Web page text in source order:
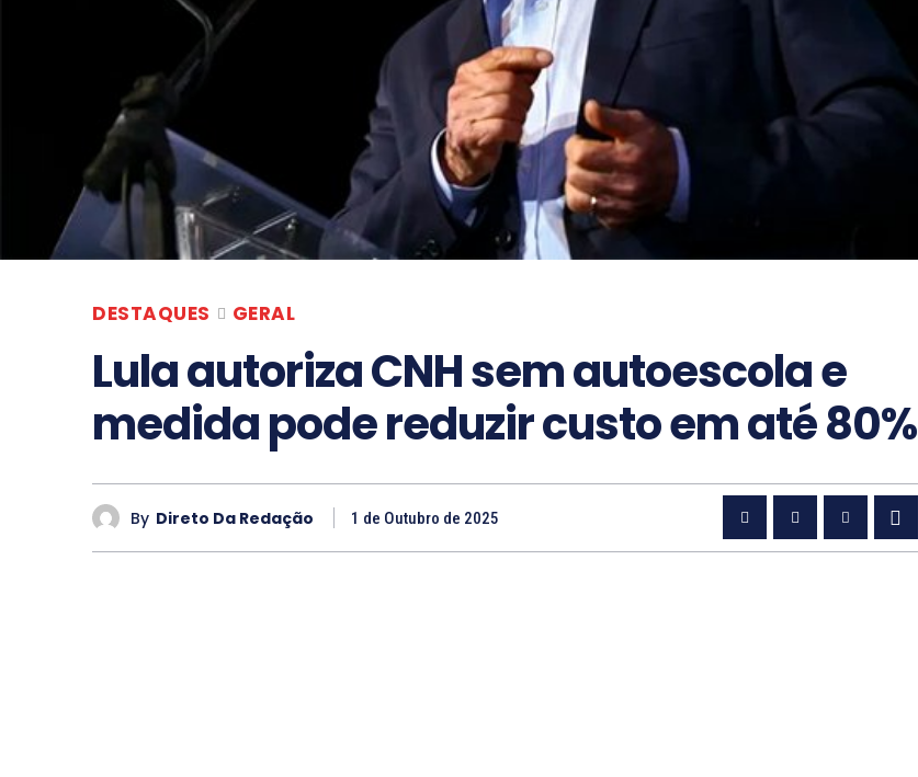
DESTAQUES GERAL
Lula autoriza CNH sem autoescola e
medida pode reduzir custo em até 80%
By Direto Da Redação 1 de Outubro de 2025